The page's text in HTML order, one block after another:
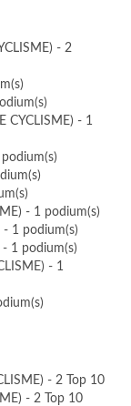
- 2
CYCLISME) - 1
- 1 podium(s)
- 1 podium(s)
1 podium(s)
- 1
- 2 Top 10
- 2 Top 10